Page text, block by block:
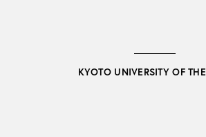
KYOTO UNIVERSITY OF